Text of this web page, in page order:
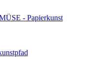
- Papierkunst